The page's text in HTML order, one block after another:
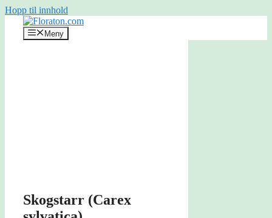
Hopp til innhold
Meny
Skogstarr (Carex